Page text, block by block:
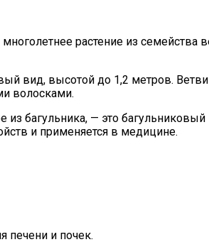
растение из
вид, высотой до 1,2 метров.
волосками.
багульника, — это
и применяется в медицине.
печени и почек.